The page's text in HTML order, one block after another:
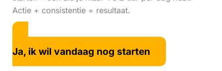
Actie + consistentie = resultaat.
Ja, ik wil vandaag nog starten